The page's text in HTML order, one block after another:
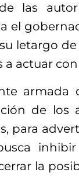
las
el
letargo
a actuar
armada
de los
para
la